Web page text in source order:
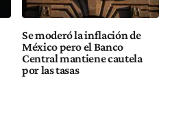
Se moderó la inflación de
México pero el Banco
Central mantiene cautela
por las tasas